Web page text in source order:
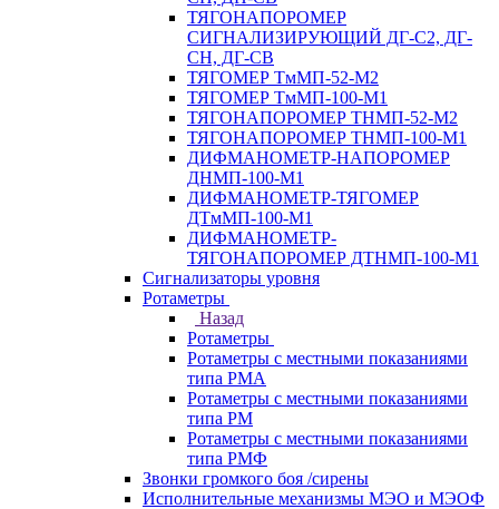
ТЯГОНАПОРОМЕР
СИГНАЛИЗИРУЮЩИЙ ДГ-С2, ДГ-
СН, ДГ-СВ
ТЯГОМЕР ТмМП-52-М2
ТЯГОМЕР ТмМП-100-М1
ТЯГОНАПОРОМЕР ТНМП-52-М2
ТЯГОНАПОРОМЕР ТНМП-100-М1
ДИФМАНОМЕТР-НАПОРОМЕР
ДНМП-100-М1
ДИФМАНОМЕТР-ТЯГОМЕР
ДТмМП-100-М1
ДИФМАНОМЕТР-
ТЯГОНАПОРОМЕР ДТНМП-100-М1
Сигнализаторы уровня
Ротаметры
Назад
Ротаметры
Ротаметры с местными показаниями
типа РМА
Ротаметры с местными показаниями
типа РМ
Ротаметры с местными показаниями
типа РМФ
Звонки громкого боя /сирены
Исполнительные механизмы МЭО и МЭОФ